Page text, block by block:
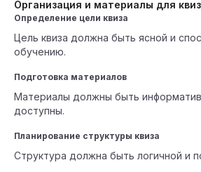
Организация и материалы для
Определение цели квиза
Цель квиза должна быть ясной и
обучению.
Подготовка материалов
Материалы должны быть
доступны.
Планирование структуры квиза
Структура должна быть логичной и